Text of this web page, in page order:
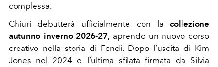
complessa.
Chiuri debutterà ufficialmente con la collezione
autunno inverno 2026-27, aprendo un nuovo corso
creativo nella storia di Fendi. Dopo l’uscita di Kim
Jones nel 2024 e l’ultima sfilata firmata da Silvia